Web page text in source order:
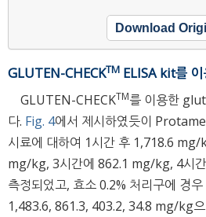
Download
GLUTEN-CHECKTM ELISA kit를
GLUTEN-CHECKTM를 이용한
다. Fig. 4에서 제시하였듯이
시료에 대하여 1시간 후 1,718.6
mg/kg, 3시간에 862.1 mg/kg, 4시
측정되었고, 효소 0.2% 처리구에 경
1,483.6, 861.3, 403.2, 34.8 mg/kg